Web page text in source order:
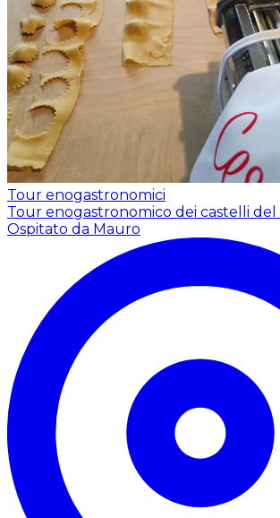
Tour enogastronomici
Tour enogastronomico dei castelli del
Ospitato da Mauro